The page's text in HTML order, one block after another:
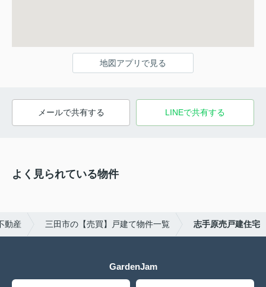
地図アプリで見る
メールで共有する LINEで共有する
よく見られている物件
動産 三田市の【売買】戸建て物件一覧 志手原売戸建住宅
GardenJam